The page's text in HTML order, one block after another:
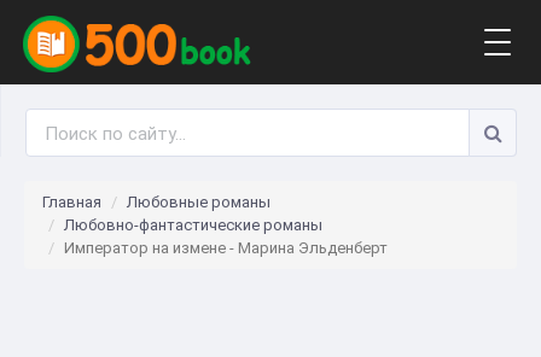
Главная
Любовные романы
Любовно-фантастические романы
Император на измене - Марина Эльденберт